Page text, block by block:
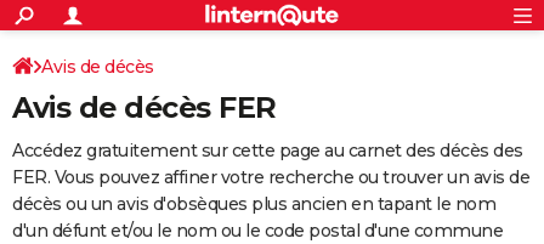
ACTUALITÉS
Politique
Société
Faits Divers
Education
Monde
Villes
+
SPORT
Coupe du monde 2026
Football
Tennis
Cyclisme
Rugby
Forum
Programme TV
TNT
Streaming
Cinéma
Sorties cinéma
Musique
+
FINANCE
Retraite
Impôts
Epargne
Immobilier
Risques naturels par ville
Banque
Assurance
Crédit
AUTO
Avis de décès
Avis de décès FER
Accédez gratuitement sur cette page au carnet des décès des
FER. Vous pouvez affiner votre recherche ou trouver un avis de
décès ou un avis d'obsèques plus ancien en tapant le nom
d'un défunt et/ou le nom ou le code postal d'une commune